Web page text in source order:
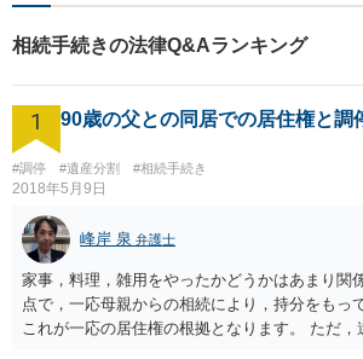
相続手続きの法律Q&Aランキング
1 90歳の父との同居での居住権と調
#調停 #遺産分割 #相続手続き
2018年5月9日
峰岸 泉 弁護士
家事，料理，雑用をやったかどうかはあまり関
点で，一応母親からの相続により，持分をもっ
これが一応の居住権の根拠となります。 ただ